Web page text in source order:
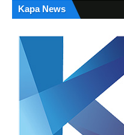
Kapa News